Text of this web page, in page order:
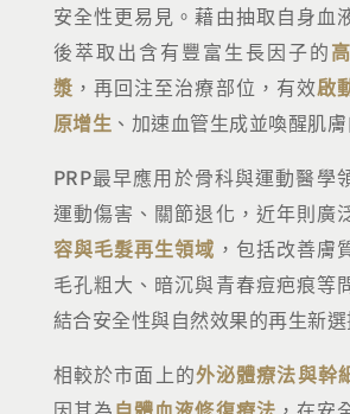
安全性更易見。藉由抽取自身血
後萃取出含有豐富生長因子的
漿 ，再回注至治療部位，有效啟
原增生 、加速血管生成並喚醒肌
PRP最早應用於骨科與運動醫學
運動傷害、關節退化，近年則廣
容與毛髮再生領域 ，包括改善膚
毛孔粗大、暗沉與青春痘疤痕等
結合安全性與自然效果的再生新選
相較於市面上的外泌體療法與幹